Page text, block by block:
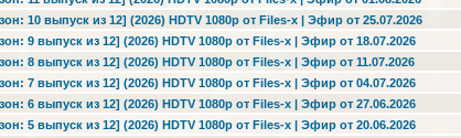
10 выпуск из 12] (2026) HDTV 1080р от Files-x | Эфир от 25.07.2026
9 выпуск из 12] (2026) HDTV 1080р от Files-x | Эфир от 18.07.2026
8 выпуск из 12] (2026) HDTV 1080р от Files-x | Эфир от 11.07.2026
7 выпуск из 12] (2026) HDTV 1080р от Files-x | Эфир от 04.07.2026
6 выпуск из 12] (2026) HDTV 1080р от Files-x | Эфир от 27.06.2026
5 выпуск из 12] (2026) HDTV 1080р от Files-x | Эфир от 20.06.2026